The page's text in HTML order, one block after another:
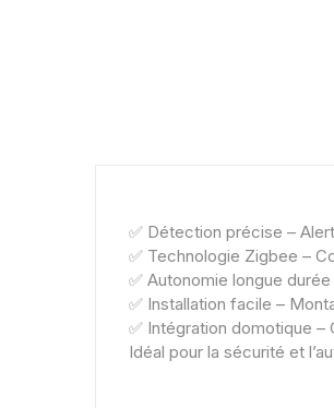
✅ Détection précise –
✅ Technologie Zigbee –
✅ Autonomie longue
✅ Installation facile –
✅ Intégration domotique
Idéal pour la sécurité et